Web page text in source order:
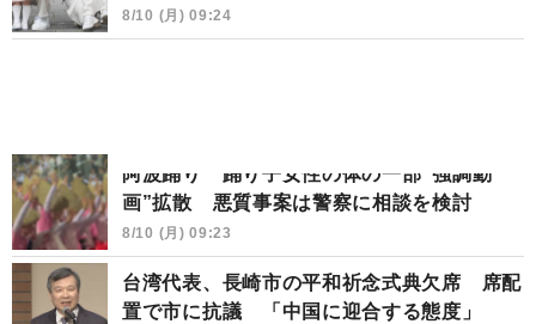
8/10 (月) 09:24
阿波踊り 踊り子女性の体の一部“強調動
画”拡散 悪質事案は警察に相談を検討
8/10 (月) 09:23
台湾代表、長崎市の平和祈念式典欠席 席配
置で市に抗議 「中国に迎合する態度」